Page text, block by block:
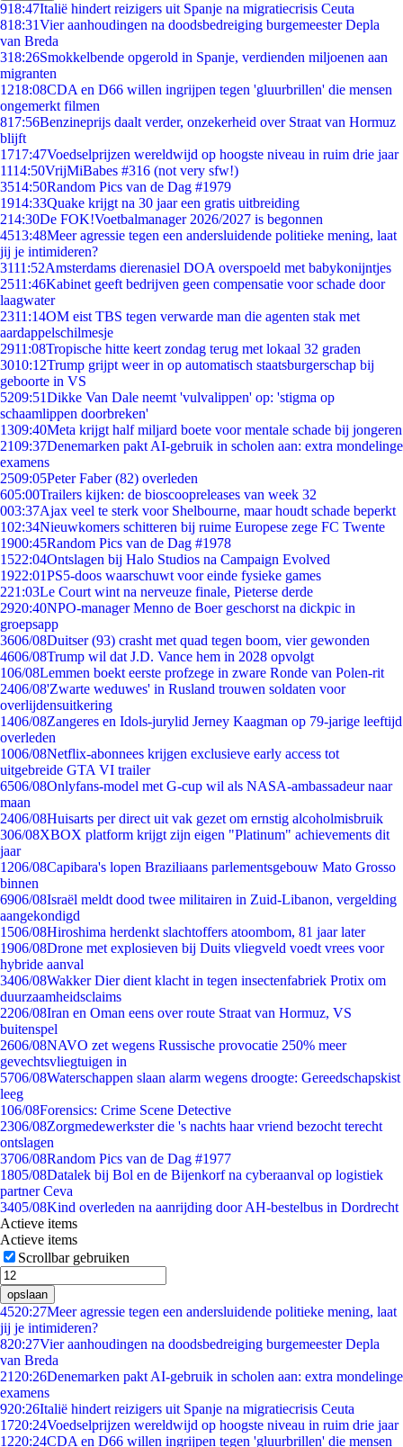
918:47Italië hindert reizigers uit Spanje na migratiecrisis Ceuta
818:31Vier aanhoudingen na doodsbedreiging burgemeester Depla
van Breda
318:26Smokkelbende opgerold in Spanje, verdienden miljoenen aan
migranten
1218:08CDA en D66 willen ingrijpen tegen 'gluurbrillen' die mensen
ongemerkt filmen
817:56Benzineprijs daalt verder, onzekerheid over Straat van Hormuz
blijft
1717:47Voedselprijzen wereldwijd op hoogste niveau in ruim drie jaar
1114:50VrijMiBabes #316 (not very sfw!)
3514:50Random Pics van de Dag #1979
1914:33Quake krijgt na 30 jaar een gratis uitbreiding
214:30De FOK!Voetbalmanager 2026/2027 is begonnen
4513:48Meer agressie tegen een andersluidende politieke mening, laat
jij je intimideren?
3111:52Amsterdams dierenasiel DOA overspoeld met babykonijntjes
2511:46Kabinet geeft bedrijven geen compensatie voor schade door
laagwater
2311:14OM eist TBS tegen verwarde man die agenten stak met
aardappelschilmesje
2911:08Tropische hitte keert zondag terug met lokaal 32 graden
3010:12Trump grijpt weer in op automatisch staatsburgerschap bij
geboorte in VS
5209:51Dikke Van Dale neemt 'vulvalippen' op: 'stigma op
schaamlippen doorbreken'
1309:40Meta krijgt half miljard boete voor mentale schade bij jongeren
2109:37Denemarken pakt AI-gebruik in scholen aan: extra mondelinge
examens
2509:05Peter Faber (82) overleden
605:00Trailers kijken: de bioscoopreleases van week 32
003:37Ajax veel te sterk voor Shelbourne, maar houdt schade beperkt
102:34Nieuwkomers schitteren bij ruime Europese zege FC Twente
1900:45Random Pics van de Dag #1978
1522:04Ontslagen bij Halo Studios na Campaign Evolved
1922:01PS5-doos waarschuwt voor einde fysieke games
221:03Le Court wint na nerveuze finale, Pieterse derde
2920:40NPO-manager Menno de Boer geschorst na dickpic in
groepsapp
3606/08Duitser (93) crasht met quad tegen boom, vier gewonden
4606/08Trump wil dat J.D. Vance hem in 2028 opvolgt
106/08Lemmen boekt eerste profzege in zware Ronde van Polen-rit
2406/08'Zwarte weduwes' in Rusland trouwen soldaten voor
overlijdensuitkering
1406/08Zangeres en Idols-jurylid Jerney Kaagman op 79-jarige leeftijd
overleden
1006/08Netflix-abonnees krijgen exclusieve early access tot
uitgebreide GTA VI trailer
6506/08Onlyfans-model met G-cup wil als NASA-ambassadeur naar
maan
2406/08Huisarts per direct uit vak gezet om ernstig alcoholmisbruik
306/08XBOX platform krijgt zijn eigen "Platinum" achievements dit
jaar
1206/08Capibara's lopen Braziliaans parlementsgebouw Mato Grosso
binnen
6906/08Israël meldt dood twee militairen in Zuid-Libanon, vergelding
aangekondigd
1506/08Hiroshima herdenkt slachtoffers atoombom, 81 jaar later
1906/08Drone met explosieven bij Duits vliegveld voedt vrees voor
hybride aanval
3406/08Wakker Dier dient klacht in tegen insectenfabriek Protix om
duurzaamheidsclaims
2206/08Iran en Oman eens over route Straat van Hormuz, VS
buitenspel
2606/08NAVO zet wegens Russische provocatie 250% meer
gevechtsvliegtuigen in
5706/08Waterschappen slaan alarm wegens droogte: Gereedschapskist
leeg
106/08Forensics: Crime Scene Detective
2306/08Zorgmedewerkster die 's nachts haar vriend bezocht terecht
ontslagen
3706/08Random Pics van de Dag #1977
1805/08Datalek bij Bol en de Bijenkorf na cyberaanval op logistiek
partner Ceva
3405/08Kind overleden na aanrijding door AH-bestelbus in Dordrecht
Actieve items
Actieve items
Scrollbar gebruiken
opslaan
4520:27Meer agressie tegen een andersluidende politieke mening, laat
jij je intimideren?
820:27Vier aanhoudingen na doodsbedreiging burgemeester Depla
van Breda
21 20:26Denemarken pakt AI-gebruik in scholen aan: extra mondelinge
examens
920:26Italië hindert reizigers uit Spanje na migratiecrisis Ceuta
1720:24Voedselprijzen wereldwijd op hoogste niveau in ruim drie jaar
1220:24CDA en D66 willen ingrijpen tegen 'gluurbrillen' die mensen